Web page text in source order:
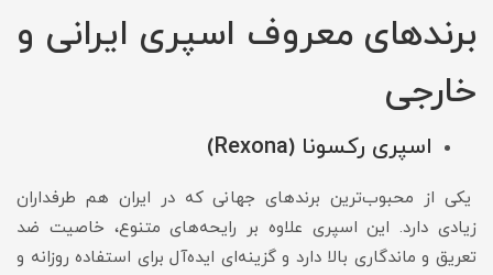
برندهای معروف اسپری ایرانی و
خارجی
اسپری رکسونا (Rexona)
یکی از محبوب‌ترین برندهای جهانی که در ایران هم طرفداران
زیادی دارد. این اسپری علاوه بر رایحه‌های متنوع، خاصیت ضد
تعریق و ماندگاری بالا دارد و گزینه‌ای ایده‌آل برای استفاده روزانه و